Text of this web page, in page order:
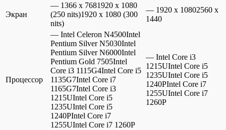
Экран
— 1366 x 7681920 x 1080
(250 nits)1920 x 1080 (300
nits)
— 1920 x 10802560 x
1440
Процессор
— Intel Celeron N4500Intel
Pentium Silver N5030Intel
Pentium Silver N6000Intel
Pentium Gold 7505Intel
Core i3 1115G4Intel Core i5
1135G7Intel Core i7
1165G7Intel Core i3
1215UIntel Core i5
1235UIntel Core i5
1240PIntel Core i7
1255UIntel Core i7 1260P
— Intel Core i3
1215UIntel Core i5
1235UIntel Core i5
1240PIntel Core i7
1255UIntel Core i7
1260P